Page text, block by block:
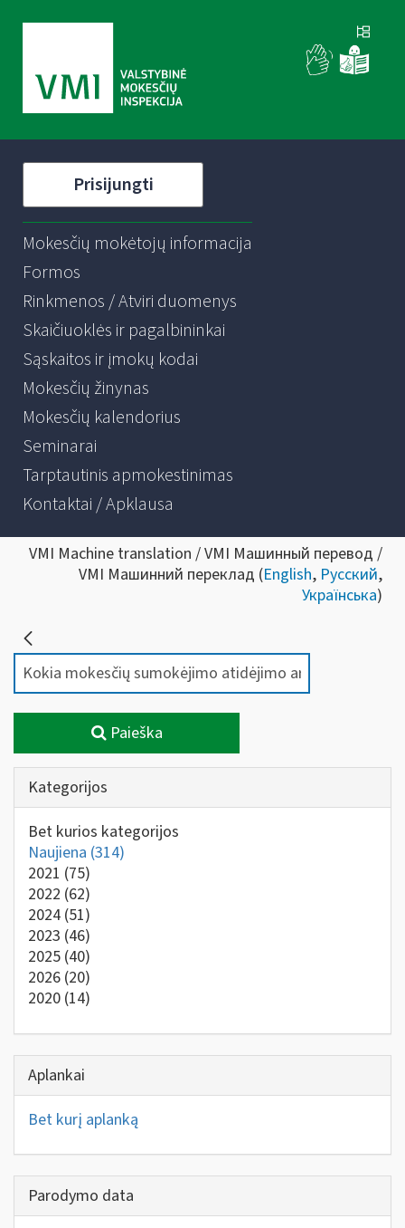
Prisijungti
Mokesčių mokėtojų informacija
Formos
Rinkmenos / Atviri duomenys
Skaičiuoklės ir pagalbininkai
Sąskaitos ir įmokų kodai
Mokesčių žinynas
Mokesčių kalendorius
Seminarai
Tarptautinis apmokestinimas
Kontaktai / Apklausa
VMI Machine translation / VMI Машинный перевод /
VMI Машинний переклад (English, Русский,
Українська)
Paieška
Kategorijos
Bet kurios kategorijos
Naujiena (314)
2021 (75)
2022 (62)
2024 (51)
2023 (46)
2025 (40)
2026 (20)
2020 (14)
Aplankai
Bet kurį aplanką
Parodymo data